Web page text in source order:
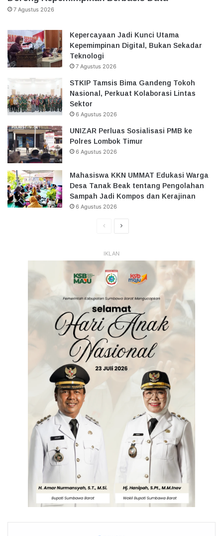
7 Agustus 2026
Kepercayaan Jadi Kunci Utama
Kepemimpinan Digital, Bukan Sekadar
Teknologi
7 Agustus 2026
STKIP Tamsis Bima Gandeng Tokoh
Nasional, Perkuat Kolaborasi Lintas
Sektor
6 Agustus 2026
UNIZAR Perluas Sosialisasi PMB ke
Polres Lombok Timur
6 Agustus 2026
Mahasiswa KKN UMMAT Edukasi Warga
Desa Tanak Beak tentang Pengolahan
Sampah Jadi Kompos dan Kerajinan
6 Agustus 2026
HalamanHalaman
IKLAN